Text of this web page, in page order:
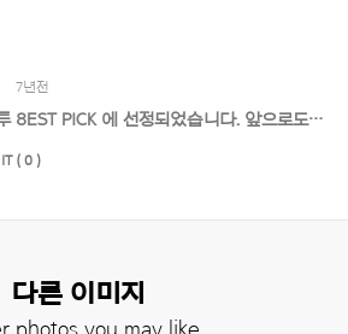
7년전
얼라우투 8EST PICK 에 선정되었습니다. 앞으로도 멋진 작품 기대할게요!
( 0 )
다른 이미지
photos you may like